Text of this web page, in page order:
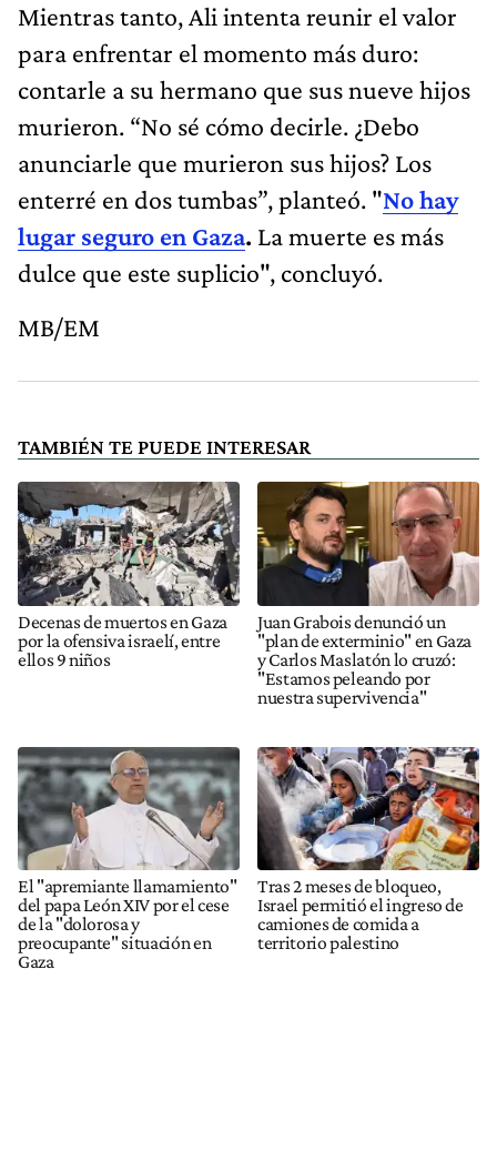
Mientras tanto, Ali intenta reunir el valor
para enfrentar el momento más duro:
contarle a su hermano que sus nueve hijos
murieron. “No sé cómo decirle. ¿Debo
anunciarle que murieron sus hijos? Los
enterré en dos tumbas”, planteó. "No hay
lugar seguro en Gaza. La muerte es más
dulce que este suplicio", concluyó.
MB/EM
TAMBIÉN TE PUEDE INTERESAR
Decenas de muertos en Gaza
por la ofensiva israelí, entre
ellos 9 niños
Juan Grabois denunció un
"plan de exterminio" en Gaza
y Carlos Maslatón lo cruzó:
"Estamos peleando por
nuestra supervivencia"
El "apremiante llamamiento"
del papa León XIV por el cese
de la "dolorosa y
preocupante" situación en
Gaza
Tras 2 meses de bloqueo,
Israel permitió el ingreso de
camiones de comida a
territorio palestino